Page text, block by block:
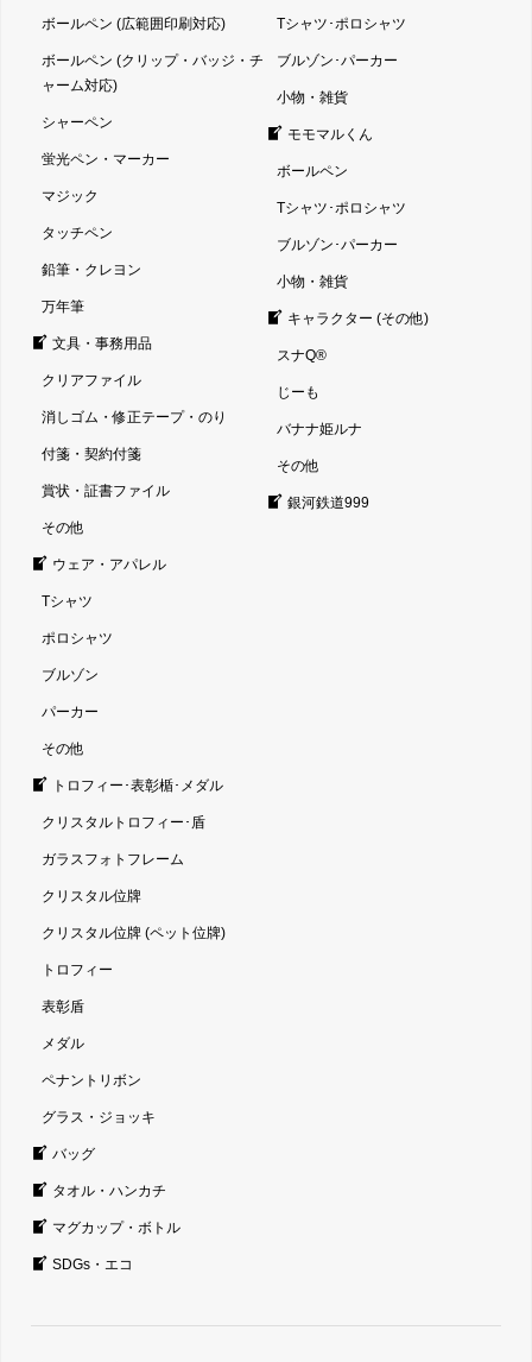
ボールペン (広範囲印刷対応)
ボールペン (クリップ・バッジ・チ
ャーム対応)
シャーペン
蛍光ペン・マーカー
マジック
タッチペン
鉛筆・クレヨン
万年筆
文具・事務用品
クリアファイル
消しゴム・修正テープ・のり
付箋・契約付箋
賞状・証書ファイル
その他
ウェア・アパレル
Tシャツ
ポロシャツ
ブルゾン
パーカー
その他
トロフィー･表彰楯･メダル
クリスタルトロフィー･盾
ガラスフォトフレーム
クリスタル位牌
クリスタル位牌 (ペット位牌)
トロフィー
表彰盾
メダル
ペナントリボン
グラス・ジョッキ
バッグ
タオル・ハンカチ
マグカップ・ボトル
SDGs・エコ
Tシャツ･ポロシャツ
ブルゾン･パーカー
小物・雑貨
モモマルくん
ボールペン
Tシャツ･ポロシャツ
ブルゾン･パーカー
小物・雑貨
キャラクター (その他)
スナQ®
じーも
バナナ姫ルナ
その他
銀河鉄道999